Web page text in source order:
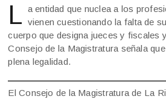
L a entidad que nuclea a los
vienen cuestionando la falta de
cuerpo que designa jueces y fiscales
Consejo de la Magistratura señala
plena legalidad.
El Consejo de la Magistratura de La